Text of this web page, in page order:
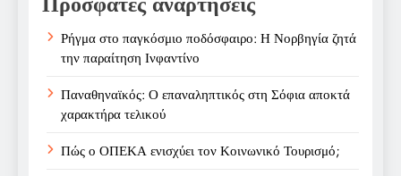
Ρήγμα στο παγκόσμιο ποδόσφαιρο: Η Νορβηγία ζητά
την παραίτηση Ινφαντίνο
Παναθηναϊκός: Ο επαναληπτικός στη Σόφια αποκτά
χαρακτήρα τελικού
Πώς ο ΟΠΕΚΑ ενισχύει τον Κοινωνικό Τουρισμό;